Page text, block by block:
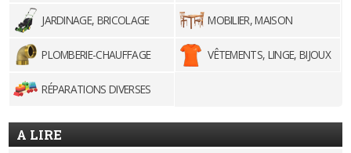
JARDINAGE, BRICOLAGE
MOBILIER, MAISON
PLOMBERIE-CHAUFFAGE VÊTEMENTS, LINGE, BIJOUX
RÉPARATIONS DIVERSES
A LIRE